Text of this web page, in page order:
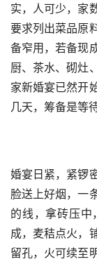
实，人可少，家
要求列出菜品原
备窄用，若备现
厨、茶水、砌灶
家新婚宴已然开
几天，筹备是等
婚宴日紧，紧锣
脸送上好烟，一
的线，拿砖压中
成，麦秸点火，
留孔，火可续至